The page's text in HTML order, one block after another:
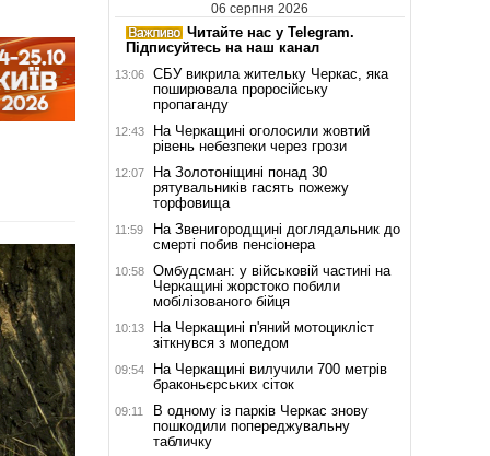
06 серпня 2026
Читайте нас у Telegram.
Підписуйтесь на наш канал
13:06
СБУ викрила жительку Черкас, яка
поширювала проросійську
пропаганду
12:43
На Черкащині оголосили жовтий
рівень небезпеки через грози
12:07
На Золотоніщині понад 30
рятувальників гасять пожежу
торфовища
11:59
На Звенигородщині доглядальник до
смерті побив пенсіонера
10:58
Омбудсман: у військовій частині на
Черкащині жорстоко побили
мобілізованого бійця
10:13
На Черкащині п'яний мотоцикліст
зіткнувся з мопедом
09:54
На Черкащині вилучили 700 метрів
браконьєрських сіток
09:11
В одному із парків Черкас знову
пошкодили попереджувальну
табличку